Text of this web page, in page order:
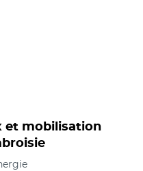
et mobilisation